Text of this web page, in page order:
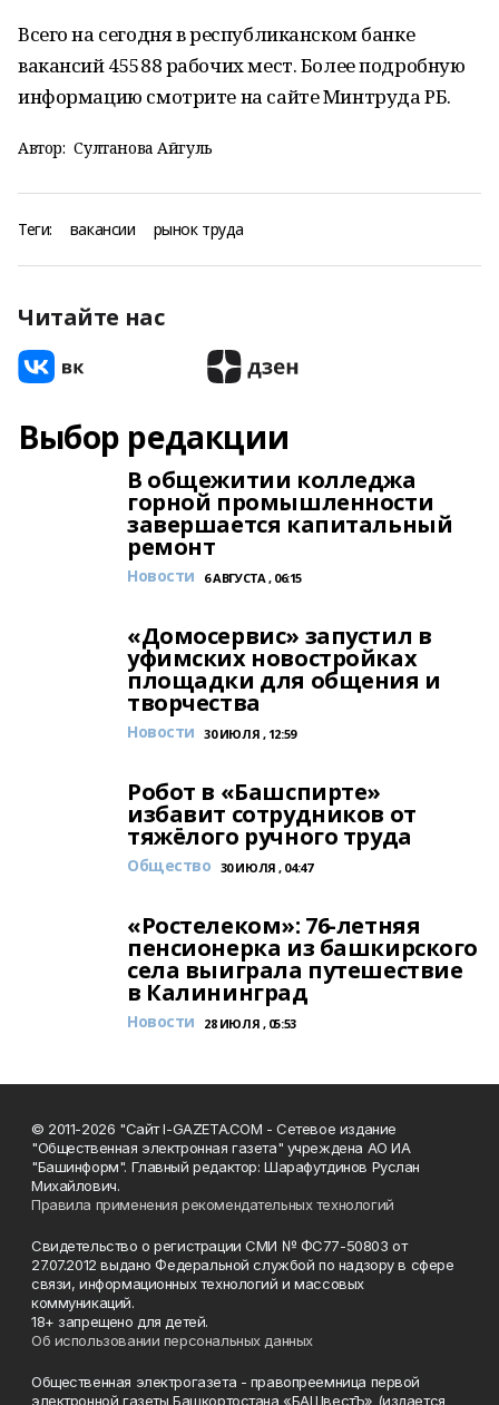
Всего на сегодня в республиканском банке
вакансий 45588 рабочих мест. Более подробную
информацию смотрите на сайте Минтруда РБ.
Автор: Султанова Айгуль
Теги: вакансии рынок труда
Читайте нас
Выбор редакции
В общежитии колледжа
горной промышленности
завершается капитальный
ремонт
Новости 6 АВГУСТА , 06:15
«Домосервис» запустил в
уфимских новостройках
площадки для общения и
творчества
Новости 30 ИЮЛЯ , 12:59
Робот в «Башспирте»
избавит сотрудников от
тяжёлого ручного труда
Общество 30 ИЮЛЯ , 04:47
«Ростелеком»: 76-летняя
пенсионерка из башкирского
села выиграла путешествие
в Калининград
Новости 28 ИЮЛЯ , 05:53
© 2011-2026 "Сайт I-GAZETA.COM - Сетевое издание
"Общественная электронная газета" учреждена АО ИА
"Башинформ". Главный редактор: Шарафутдинов Руслан
Михайлович.
Правила применения рекомендательных технологий
Свидетельство о регистрации СМИ № ФС77-50803 от
27.07.2012 выдано Федеральной службой по надзору в сфере
связи, информационных технологий и массовых
коммуникаций.
18+ запрещено для детей.
Об использовании персональных данных
Общественная электрогазета - правопреемница первой
электронной газеты Башкортостана «БАШвестЪ» (издается